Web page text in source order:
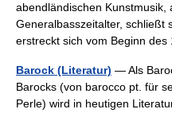
abendländischen Kunstmusik,
Generalbasszeitalter, schließt
erstreckt sich vom Beginn
Barock (Literatur) — Als
Barocks (von barocco pt. für
Perle) wird in heutigen